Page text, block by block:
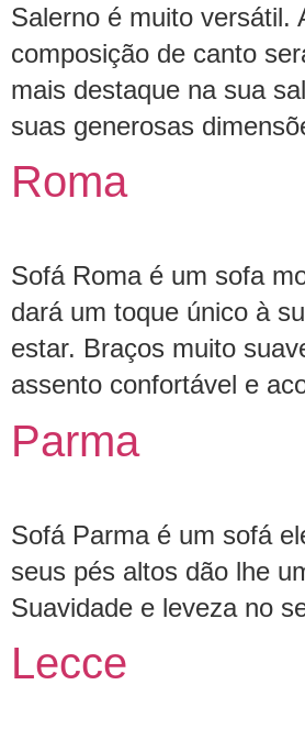
Salerno é muito versátil.
composição de canto
mais destaque na sua
suas generosas
Roma
Sofá Roma é um sofa
dará um toque único à
estar. Braços muito
assento confortável e
Parma
Sofá Parma é um sofá
seus pés altos dão lhe
Suavidade e leveza no
Lecce